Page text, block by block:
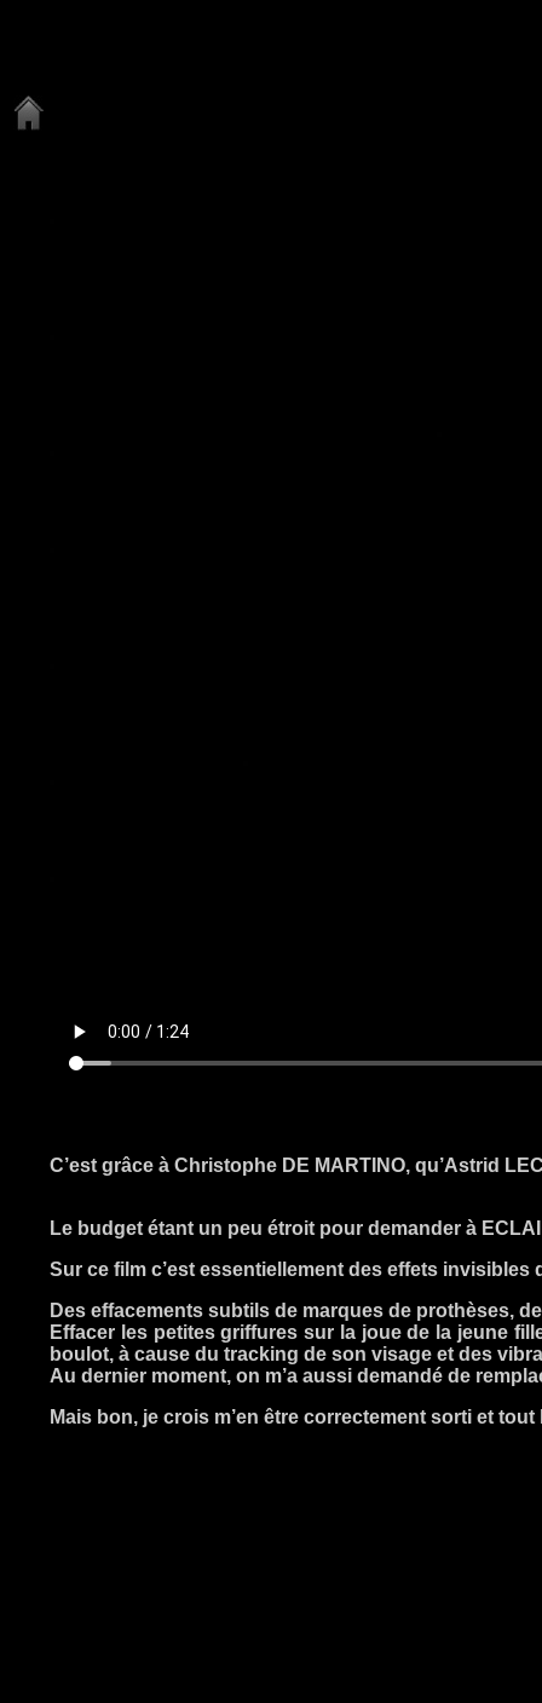
C’est grâce à Christophe DE MARTINO, qu’Astrid
Le budget étant un peu étroit pour demander à
Sur ce film c’est essentiellement des effets invisibles
Des effacements subtils de marques de prothèses,
Effacer les petites griffures sur la joue de la jeune
boulot, à cause du tracking de son visage et des
Au dernier moment, on m’a aussi demandé de
Mais bon, je crois m’en être correctement sorti et